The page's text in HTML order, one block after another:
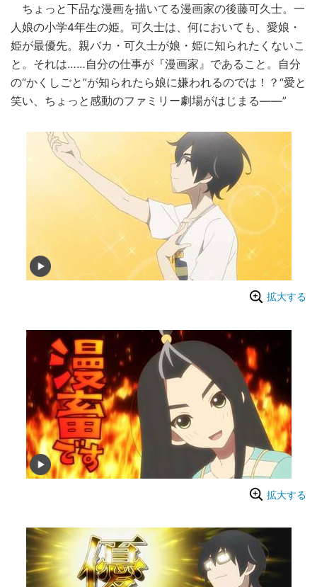
ちょっと下品な漫画を描いてる漫画家の後藤可久士。一
人娘の小学4年生の姫。可久士は、何においても、愛娘・
姫が最優先。親バカ・可久士が娘・姫に知られたくないこ
と。それは……自分の仕事が『漫画家』であること。自分
の“かくしごと”が知られたら娘に嫌われるのでは！？“愛と
笑い、ちょっと感動のファミリー劇場がはじまる――”
拡大する
拡大する